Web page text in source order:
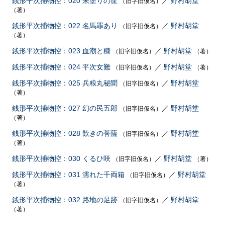
（著）
銭形平次捕物控：022 名馬罪あり （旧字旧仮名） ／ 野村胡堂
（著）
銭形平次捕物控：023 血潮と糠 （旧字旧仮名） ／ 野村胡堂 （著）
銭形平次捕物控：024 平次女難 （旧字旧仮名） ／ 野村胡堂 （著）
銭形平次捕物控：025 兵粮丸秘聞 （旧字旧仮名） ／ 野村胡堂
（著）
銭形平次捕物控：027 幻の民五郎 （旧字旧仮名） ／ 野村胡堂
（著）
銭形平次捕物控：028 歎きの菩薩 （旧字旧仮名） ／ 野村胡堂
（著）
銭形平次捕物控：030 くるひ咲 （旧字旧仮名） ／ 野村胡堂 （著）
銭形平次捕物控：031 濡れた千両箱 （旧字旧仮名） ／ 野村胡堂
（著）
銭形平次捕物控：032 路地の足跡 （旧字旧仮名） ／ 野村胡堂
（著）